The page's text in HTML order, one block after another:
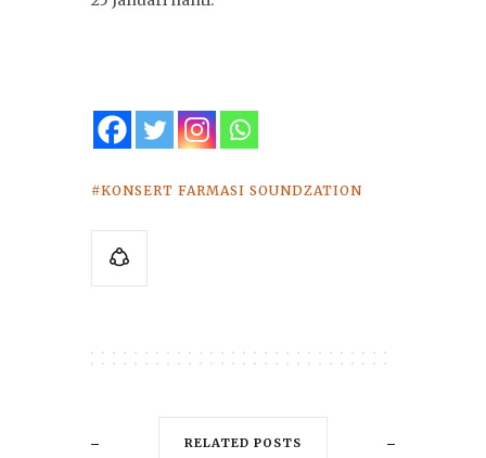
KONSERT FARMASI SOUNDZATION
RELATED POSTS